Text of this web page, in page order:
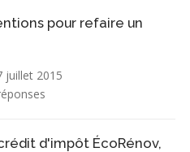
pour refaire un
juillet 2015
d'impôt ÉcoRénov,